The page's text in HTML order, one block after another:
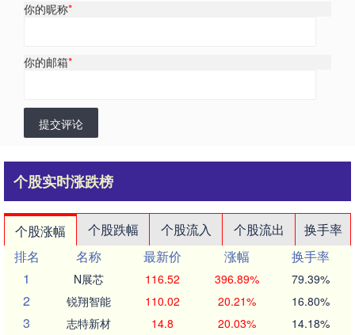
你的昵称*
你的邮箱*
提交评论
个股实时涨跌榜
个股涨幅 个股跌幅 个股流入 个股流出
换手率
排名
名称 最新价 涨幅
换手率
1
N展芯 116.52 396.89% 79.39%
2 锐翔智能 110.02 20.21% 16.80%
3 志特新材 14.8 20.03% 14.18%